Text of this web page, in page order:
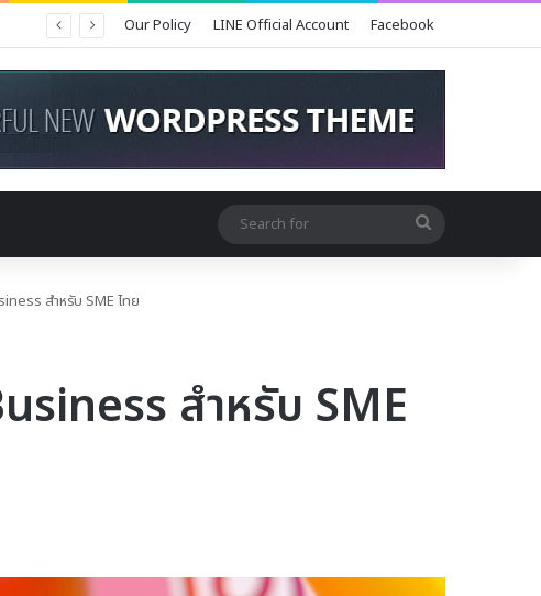
Our Policy LINE Official Account Facebook
Search
for
สำหรับ SME ไทย
สำหรับ SME